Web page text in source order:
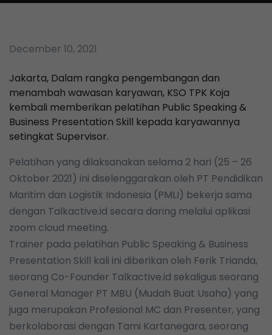
December 10, 2021
Jakarta, Dalam rangka pengembangan dan
menambah wawasan karyawan, KSO TPK Koja
kembali memberikan pelatihan Public Speaking &
Business Presentation Skill kepada karyawannya
setingkat Supervisor.
Pelatihan yang dilaksanakan selama 2 hari (25 – 26
Oktober 2021) ini diselenggarakan oleh PT Pendidikan
Maritim dan Logistik Indonesia (PMLI) bekerja sama
dengan Talkactive.id secara daring melalui aplikasi
zoom cloud meeting.
Trainer pada pelatihan Public Speaking & Business
Presentation Skill kali ini diberikan oleh Ferik Trianda,
seorang Co-Founder Talkactive.id sekaligus seorang
General Manager PT MBU (Mudah Buat Usaha) yang
juga merupakan Profesional MC dan Presenter, yang
berkolaborasi dengan Tami Kartanegara, seorang